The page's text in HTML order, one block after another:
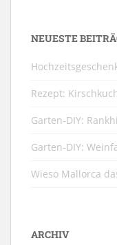
NEUESTE
Rezept:
Garten-DIY:
Garten-DIY:
Wieso Mallorca
ARCHIV